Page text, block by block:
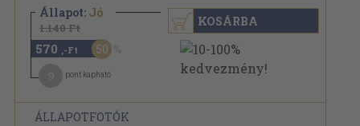
Állapot: Jó
1.140 Ft
570 ,-Ft 50
pont kapható
KOSÁRBA
ÁLLAPOTFOTÓK